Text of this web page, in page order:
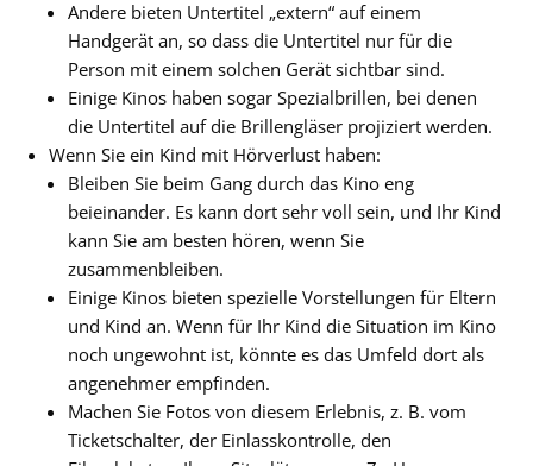
Andere bieten Untertitel „extern“ auf einem
Handgerät an, so dass die Untertitel nur für die
Person mit einem solchen Gerät sichtbar sind.
Einige Kinos haben sogar Spezialbrillen, bei denen
die Untertitel auf die Brillengläser projiziert werden.
Wenn Sie ein Kind mit Hörverlust haben:
Bleiben Sie beim Gang durch das Kino eng
beieinander. Es kann dort sehr voll sein, und Ihr Kind
kann Sie am besten hören, wenn Sie
zusammenbleiben.
Einige Kinos bieten spezielle Vorstellungen für Eltern
und Kind an. Wenn für Ihr Kind die Situation im Kino
noch ungewohnt ist, könnte es das Umfeld dort als
angenehmer empfinden.
Machen Sie Fotos von diesem Erlebnis, z. B. vom
Ticketschalter, der Einlasskontrolle, den